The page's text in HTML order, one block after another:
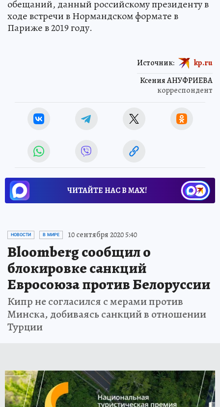
обещаний, данный российскому президенту в
ходе встречи в Нормандском формате в
Париже в 2019 году.
Ксения АНУФРИЕВА
корреспондент
Источник: kp.ru
ЧИТАЙТЕ НАС В МАХ!
НОВОСТИ В МИРЕ 10 сентября 2020 5:40
Bloomberg сообщил о
блокировке санкций
Евросоюза против Белоруссии
Кипр не согласился с мерами против
Минска, добиваясь санкций в отношении
Турции